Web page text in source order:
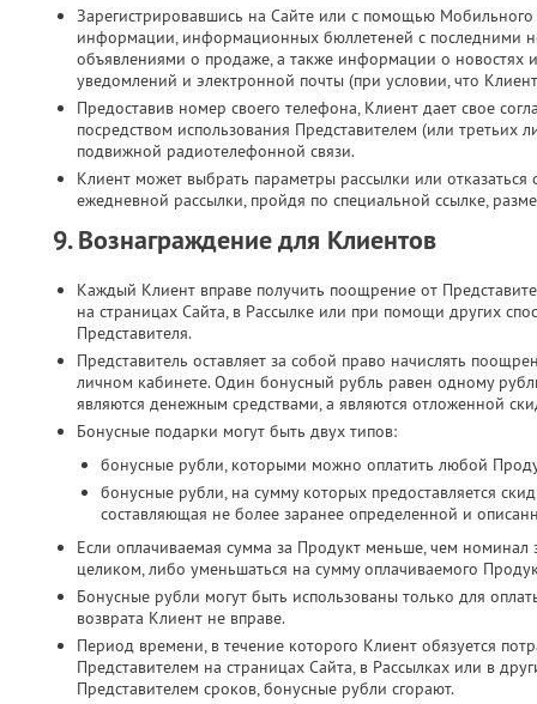
Зарегистрировавшись на Сайте или с помощью
информации, информационных бюллетеней с последними
объявлениями о продаже, а также информации о новостях
уведомлений и электронной почты (при условии, что
Предоставив номер своего телефона, Клиент дает свое
посредством использования Представителем (или
подвижной радиотелефонной связи.​
Клиент может выбрать параметры рассылки или
ежедневной рассылки, пройдя по специальной ссылке,
9. Вознаграждение для Клиентов
Каждый Клиент вправе получить поощрение от
на страницах Сайта, в Рассылке или при помощи других
Представителя.
Представитель оставляет за собой право начислять
личном кабинете. Один бонусный рубль равен одному
являются денежным средствами, а являются отложенной
Бонусные подарки могут быть двух типов:
бонусные рубли, которыми можно оплатить любой
бонусные рубли, на сумму которых предоставляется
составляющая не более заранее определенной и
Если оплачиваемая сумма за Продукт меньше, чем
целиком, либо уменьшаться на сумму оплачиваемого
Бонусные рубли могут быть использованы только для
возврата Клиент не вправе.
Период времени, в течение которого Клиент обязуется
Представителем на страницах Сайта, в Рассылках или в
Представителем сроков, бонусные рубли сгорают.